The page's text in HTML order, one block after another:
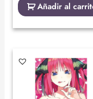
Añadir al